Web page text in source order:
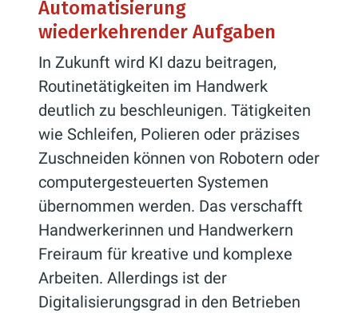
Automatisierung
wiederkehrender Aufgaben
In Zukunft wird KI dazu beitragen,
Routinetätigkeiten im Handwerk
deutlich zu beschleunigen. Tätigkeiten
wie Schleifen, Polieren oder präzises
Zuschneiden können von Robotern oder
computergesteuerten Systemen
übernommen werden. Das verschafft
Handwerkerinnen und Handwerkern
Freiraum für kreative und komplexe
Arbeiten. Allerdings ist der
Digitalisierungsgrad in den Betrieben